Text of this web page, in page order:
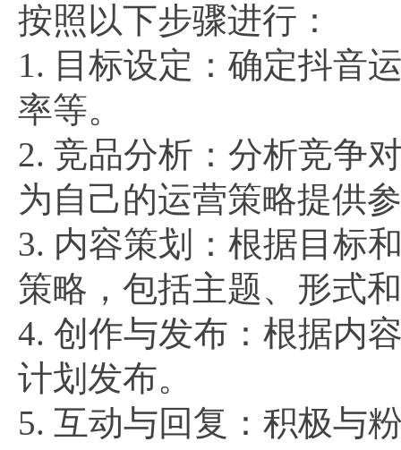
按照以下步骤进行：
1. 目标设定：确定抖音
率等。
2. 竞品分析：分析竞争
为自己的运营策略提供
3. 内容策划：根据目标
策略，包括主题、形式
4. 创作与发布：根据内
计划发布。
5. 互动与回复：积极与